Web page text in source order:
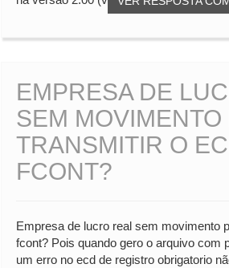
EMPRESA DE
SEM
TRANSMITIR O
FCONT?
Empresa de lucro real sem movimento
fcont? Pois quando gero o arquivo com
um erro no ecd de registro obrigatorio